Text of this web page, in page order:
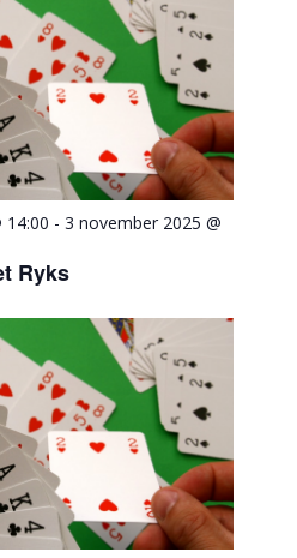
Ryks
14:00 -3 november 2025 @